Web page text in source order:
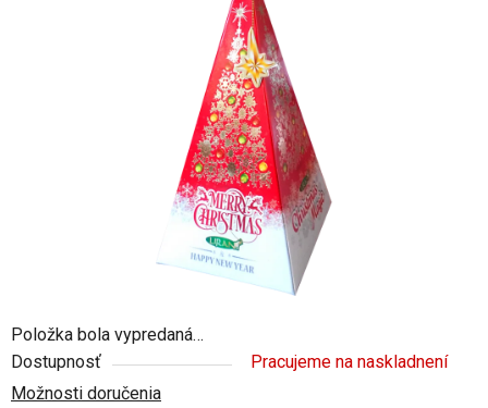
Položka bola vypredaná…
Dostupnosť
Pracujeme na naskladnení
Možnosti doručenia